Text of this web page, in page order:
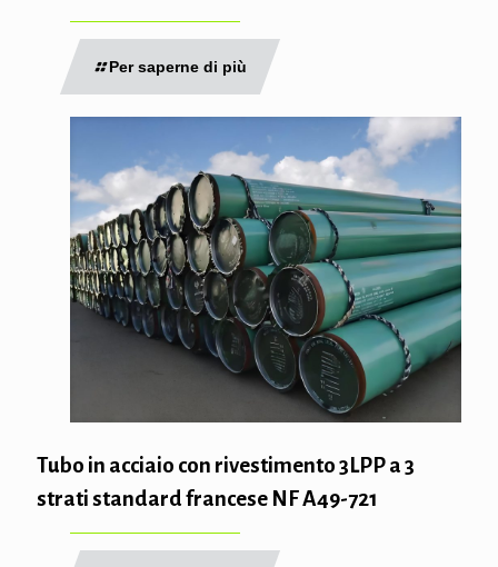
Per saperne di più
Tubo in acciaio con rivestimento 3LPP a 3
strati standard francese NF A49-721